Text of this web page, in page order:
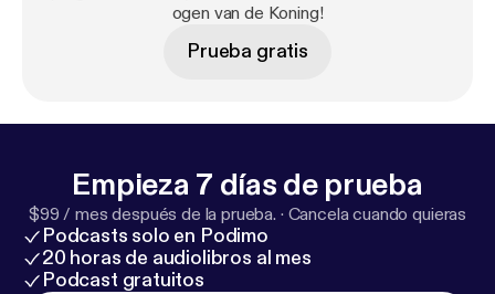
heeft” Deze podcast is gemaakt is gemaakt door
Rijksvoorlichtingsdienst. -------------------------------
ogen van de Koning!
Prueba gratis
Empieza 7 días de prueba
$99 / mes después de la prueba. · Cancela cuando quieras
Podcasts solo en Podimo
20 horas de audiolibros al mes
Podcast gratuitos